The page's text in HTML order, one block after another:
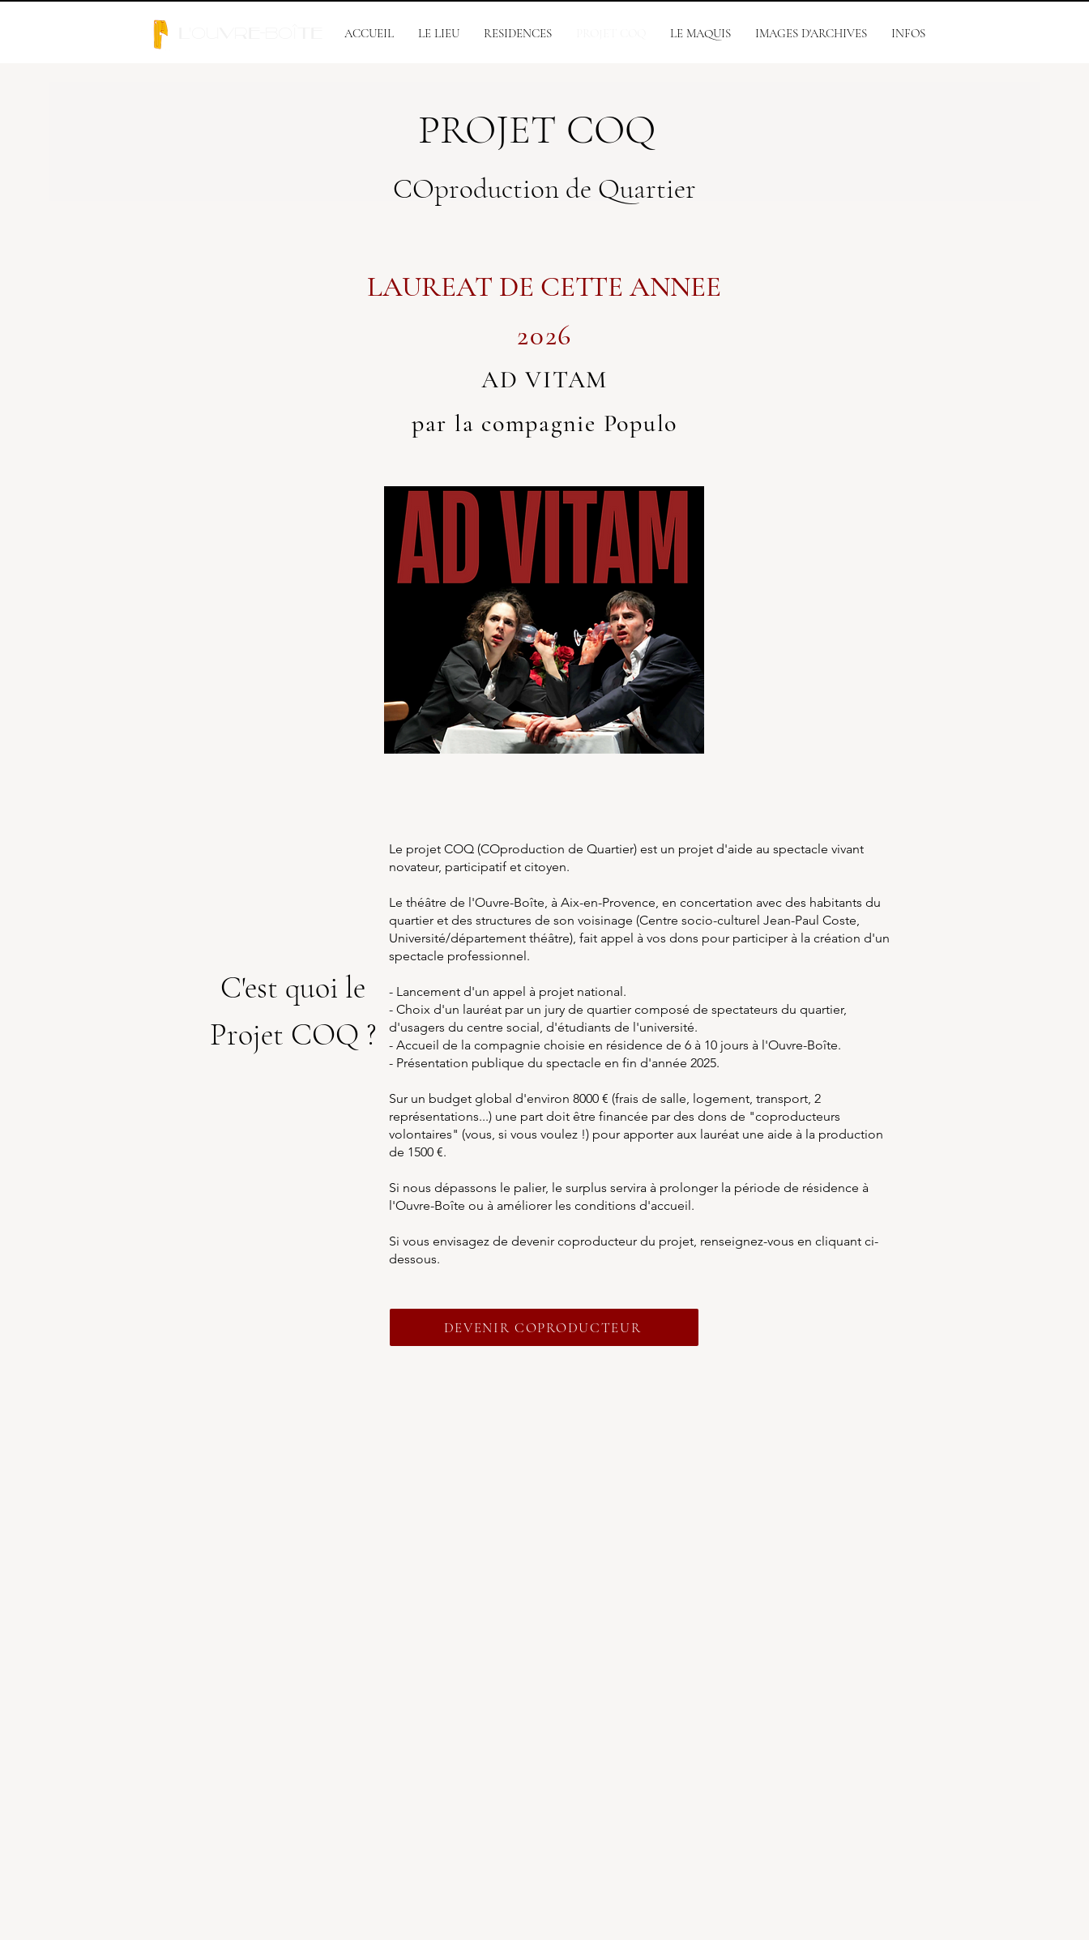
ACCUEIL LE LIEU RESIDENCES LE MAQUIS IMAGES D'ARCHIVES INFOS
PROJET COQ
COproduction de Quartier
LAUREAT DE CETTE ANNEE
2026
AD VITAM
par la compagnie Populo
C'est quoi le
Projet COQ ?
Le projet COQ (COproduction de Quartier) est un projet d'aide au spectacle vivant
novateur, participatif et citoyen.
Le théâtre de l'Ouvre-Boîte, à Aix-en-Provence, en concertation avec des habitants du
quartier et des structures de son voisinage (Centre socio-culturel Jean-Paul Coste,
Université/département théâtre), fait appel à vos dons pour participer à la création d'un
spectacle professionnel.
- Lancement d'un appel à projet national.
- Choix d'un lauréat par un jury de quartier composé de spectateurs du quartier,
d'usagers du centre social, d'étudiants de l'université.
- Accueil de la compagnie choisie en résidence de 6 à 10 jours à l'Ouvre-Boîte.
- Présentation publique du spectacle en fin d'année 2025.
Sur un budget global d'environ 8000 € (frais de salle, logement, transport, 2
représentations...) une part doit être financée par des dons de "coproducteurs
volontaires" (vous, si vous voulez !) pour apporter aux lauréat une aide à la production
de 1500 €.
Si nous dépassons le palier, le surplus servira à prolonger la période de résidence à
l'Ouvre-Boîte ou à améliorer les conditions d'accueil.
Si vous envisagez de devenir coproducteur du projet, renseignez-vous en cliquant ci-
dessous.
DEVENIR COPRODUCTEUR